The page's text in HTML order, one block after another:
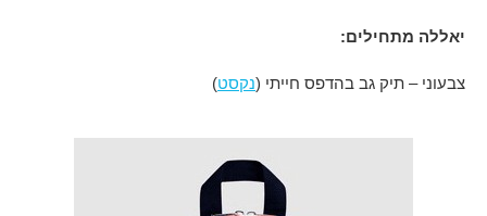
יאללה מתחילים:
צבעוני – תיק גב בהדפס חייתי (נקסט)